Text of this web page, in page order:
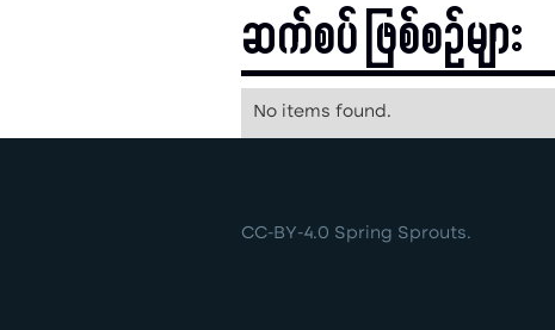
ဆက်စပ် ဖြစ်စဉ်များ
No items found.
CC-BY-4.0 Spring Sprouts.